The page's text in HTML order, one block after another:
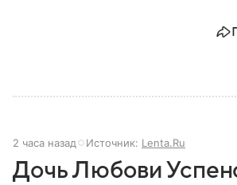
2 часа назад Источник: Lenta.Ru
Дочь Любови